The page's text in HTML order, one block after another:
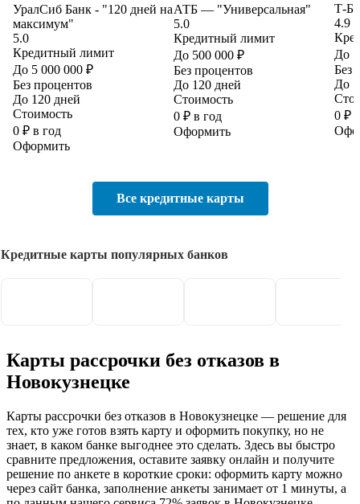
УралСиб Банк - "120 дней на
максимум"
5.0
Кредитный лимит
До 5 000 000 ₽
Без процентов
До 120 дней
Стоимость
0 ₽ в год
Оформить
АТБ — "Универсальная"
5.0
Кредитный лимит
До 500 000 ₽
Без процентов
До 120 дней
Стоимость
0 ₽ в год
Оформить
Т-
4.9
До
Без
До
0 ₽
Все кредитные карты
Кредитные карты популярных банков
Карты рассрочки без отказов в
Новокузнецке
Карты рассрочки без отказов в Новокузнецке — решение для
тех, кто уже готов взять карту и оформить покупку, но не
знает, в каком банке выгоднее это сделать. Здесь вы быстро
сравните предложения, оставите заявку онлайн и получите
решение по анкете в короткие сроки: оформить карту можно
через сайт банка, заполнение анкеты занимает от 1 минуты, а